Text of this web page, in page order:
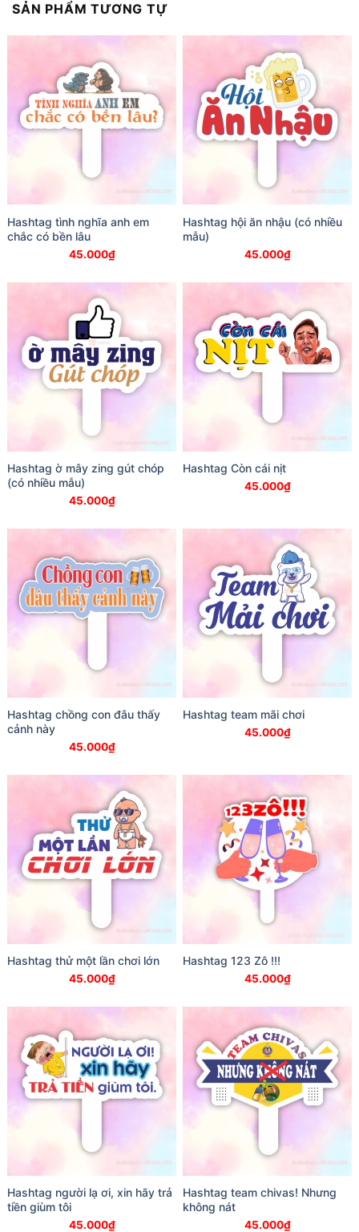
SẢN PHẨM TƯƠNG TỰ
Hashtag tình nghĩa anh em
chắc có bền lâu
45.000₫
Hashtag hội ăn nhậu (có nhiều
mẫu)
45.000₫
Hashtag ờ mây zing gút chóp
(có nhiều mẫu)
45.000₫
Hashtag Còn cái nịt
45.000₫
Hashtag chồng con đâu thấy
cảnh này
45.000₫
Hashtag team mãi chơi
45.000₫
Hashtag thử một lần chơi lớn
45.000₫
Hashtag 123 Zô !!!
45.000₫
Hashtag người lạ ơi, xin hãy trả
tiền giùm tôi
45.000₫
Hashtag team chivas! Nhưng
không nát
45.000₫